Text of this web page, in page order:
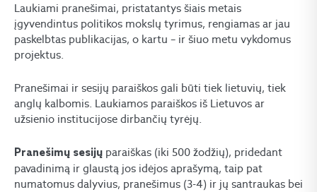
Laukiami pranešimai, pristatantys šiais metais
įgyvendintus politikos mokslų tyrimus, rengiamas ar jau
paskelbtas publikacijas, o kartu – ir šiuo metu vykdomus
projektus.
Pranešimai ir sesijų paraiškos gali būti tiek lietuvių, tiek
anglų kalbomis. Laukiamos paraiškos iš Lietuvos ar
užsienio institucijose dirbančių tyrėjų.
Pranešimų sesijų paraiškas (iki 500 žodžių), pridedant
pavadinimą ir glaustą jos idėjos aprašymą, taip pat
numatomus dalyvius, pranešimus (3-4) ir jų santraukas bei